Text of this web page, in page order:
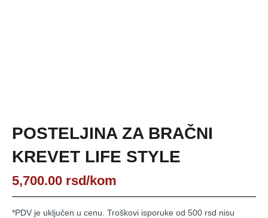
POSTELJINA ZA BRAČNI
KREVET LIFE STYLE
5,700.00 rsd/kom
*PDV je uključen u cenu. Troškovi isporuke od 500 rsd nisu